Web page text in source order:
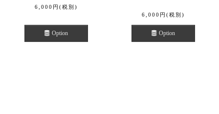
6,000 円 (税別)
Option
6,000 円 (税別)
Option